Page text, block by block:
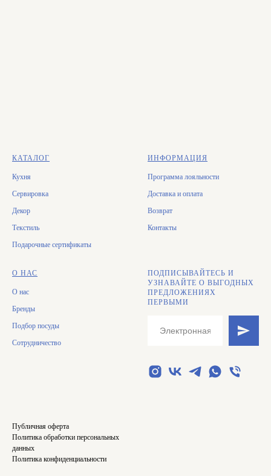
КАТАЛОГ
Кухня
Сервировка
Декор
Текстиль
Подарочные сертификаты
ИНФОРМАЦИЯ
Программа лояльности
Доставка и оплата
Возврат
Контакты
О НАС
О нас
Бренды
Подбор посуды
Сотрудничество
ПОДПИСЫВАЙТЕСЬ И
УЗНАВАЙТЕ О ВЫГОДНЫХ
ПРЕДЛОЖЕНИЯХ
ПЕРВЫМИ
Публичная оферта
Политика обработки персональных
данных
Политика конфиденциальности